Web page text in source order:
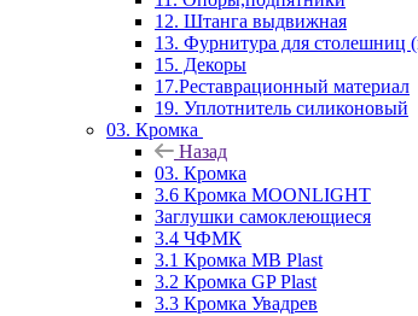
12. Штанга выдвижная
13. Фурнитура для столешниц
15. Декоры
17.Реставрационный материал
19. Уплотнитель силиконовый
03. Кромка
Назад
03. Кромка
3.6 Кромка MOONLIGHT
Заглушки самоклеющиеся
3.4 ЧФМК
3.1 Кромка MB Plast
3.2 Кромка GP Plast
3.3 Кромка Увадрев